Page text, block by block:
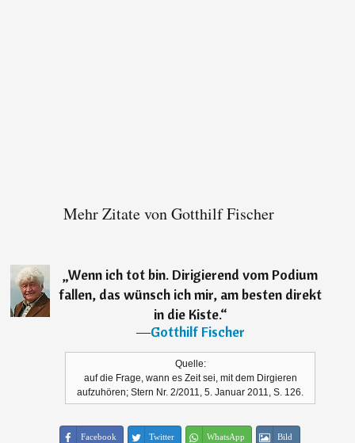
Mehr Zitate von Gotthilf Fischer
„Wenn ich tot bin. Dirigierend vom Podium
fallen, das wünsch ich mir, am besten direkt
in die Kiste.“
―Gotthilf Fischer
Quelle:
auf die Frage, wann es Zeit sei, mit dem Dirgieren
aufzuhören; Stern Nr. 2/2011, 5. Januar 2011, S. 126.
Facebook Twitter WhatsApp Bild